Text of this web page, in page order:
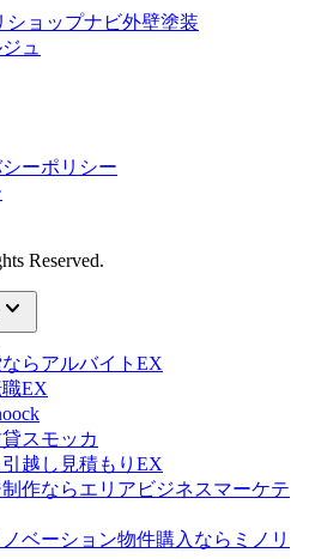
ョップナビ外壁塗装
ュ
ーポリシー
Reserved.
keyboard_arrow_down
らアルバイトEX
EX
スモッカ
引越し見積もりEX
作ならエリアビジネスマーケテ
ベーション物件購入なら ミノリ